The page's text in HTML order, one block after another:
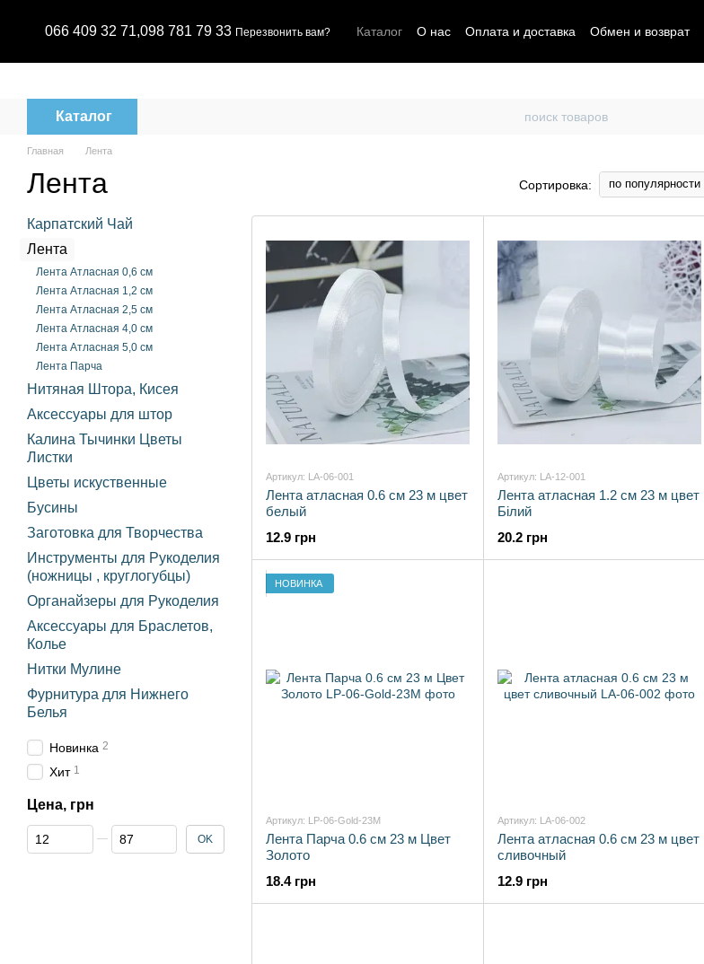
066 409 32 71,098 781 79 33 Перезвонить вам? Каталог О нас Оплата и доставка Обмен и возврат
Каталог
Главная Лента
Лента Сортировка: по популярности
Артикул: LA-06-001
Лента атласная 0.6 см 23 м цвет
белый
12.9 грн
Артикул: LA-12-001
Лента атласная 1.2 см 23 м цвет
Білий
20.2 грн
НОВИНКА
Артикул: LP-06-Gold-23M
Лента Парча 0.6 см 23 м Цвет
Золото
18.4 грн
Артикул: LA-06-002
Лента атласная 0.6 см 23 м цвет
сливочный
12.9 грн
Карпатский Чай
Лента
Лента Атласная 0,6 см
Лента Атласная 1,2 см
Лента Атласная 2,5 см
Лента Атласная 4,0 см
Лента Атласная 5,0 см
Лента Парча
Нитяная Штора, Кисея
Аксессуары для штор
Калина Тычинки Цветы
Листки
Цветы искуственные
Бусины
Заготовка для Творчества
Инструменты для Рукоделия
(ножницы , круглогубцы)
Органайзеры для Рукоделия
Аксессуары для Браслетов,
Колье
Нитки Мулине
Фурнитура для Нижнего
Белья
Новинка 2
Хит 1
Цена, грн
От Цена, грн
До Цена, грн OK